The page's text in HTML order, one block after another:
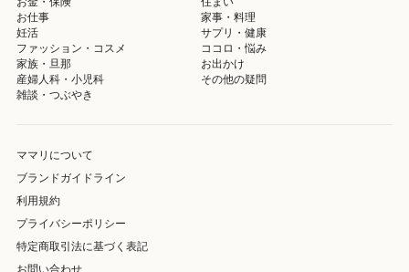
お仕事
家事・料理
妊活
サプリ・健康
ファッション・コスメ
ココロ・悩み
家族・旦那
お出かけ
産婦人科・小児科
その他の疑問
雑談・つぶやき
ママリについて
ブランドガイドライン
利用規約
プライバシーポリシー
特定商取引法に基づく表記
お問い合わせ